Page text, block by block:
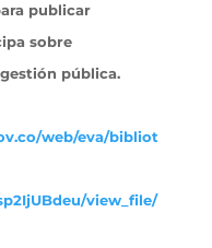
publicar
sobre
pública.
web/eva/bibliot
view_file/